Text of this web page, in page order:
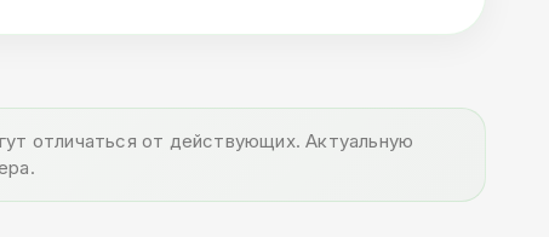
отличаться от действующих. Актуальную